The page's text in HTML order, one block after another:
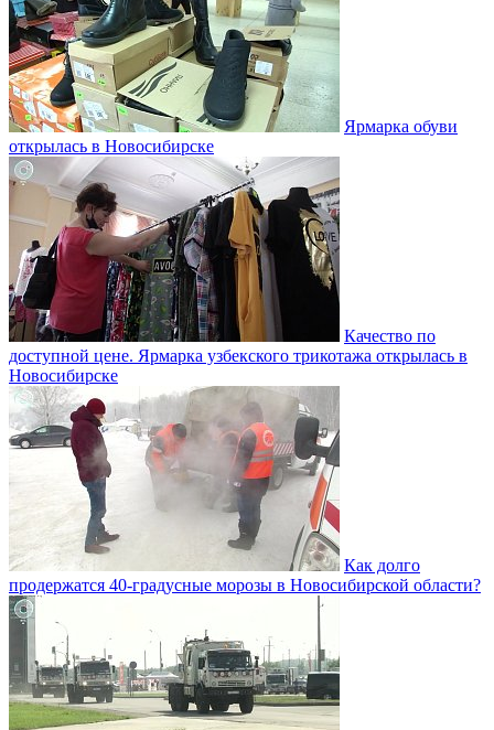
Ярмарка обуви
открылась в Новосибирске
Качество по
доступной цене. Ярмарка узбекского трикотажа открылась в
Новосибирске
Как долго
продержатся 40-градусные морозы в Новосибирской области?